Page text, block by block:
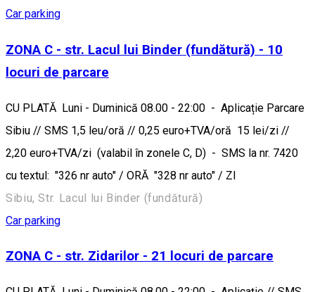
Car parking
ZONA C - str. Lacul lui Binder (fundătură) - 10
locuri de parcare
CU PLATĂ Luni - Duminică 08.00 - 22:00 - Aplicație Parcare
Sibiu // SMS 1,5 leu/oră // 0,25 euro+TVA/oră 15 lei/zi //
2,20 euro+TVA/zi (valabil în zonele C, D) - SMS la nr. 7420
cu textul: "326 nr auto" / ORĂ "328 nr auto" / ZI
Sibiu, Str. Lacul lui Binder (fundătură)
Car parking
ZONA C - str. Zidarilor - 21 locuri de parcare